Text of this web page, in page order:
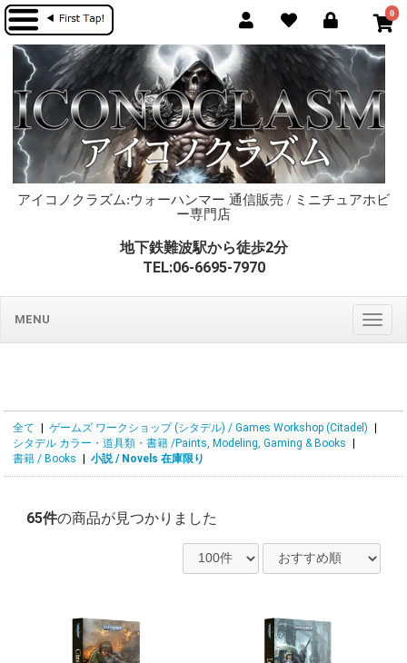
0
アイコノクラズム:ウォーハンマー 通信販売 / ミニチュアホビ
ー専門店
地下鉄難波駅から徒歩2分
TEL:06-6695-7970
MENU
全て ゲームズ ワークショップ (シタデル) / Games Workshop (Citadel)
シタデル カラー・道具類・書籍 /Paints, Modeling, Gaming & Books
書籍 / Books
小説 / Novels 在庫限り
65件の商品が見つかりました